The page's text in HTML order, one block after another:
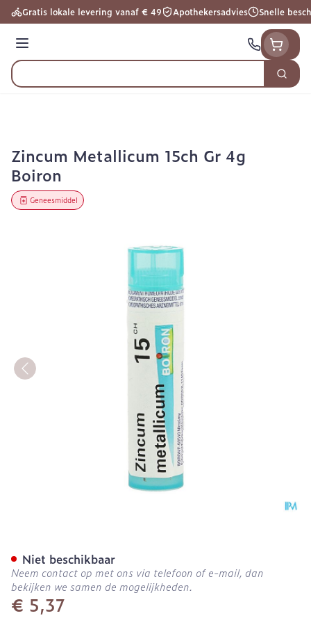
Ga naar de inhoud
Gratis lokale levering vanaf € 49 Apothekersadvies Snelle
Menu
Product, merk, categorie...
Zoek
Zincum Metallicum 15ch Gr 4g
Boiron
Geneesmiddel
€ 5,37
Niet beschikbaar
Neem contact op met ons via telefoon of e-mail, dan
bekijken we samen de mogelijkheden.